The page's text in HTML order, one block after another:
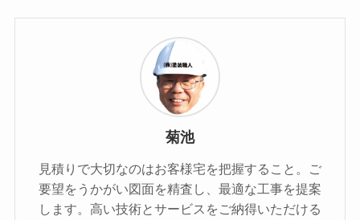
菊池
見積りで大切なのはお客様宅を把握すること。ご
要望をうかがい図面を精査し、最適な工事を提案
します。高い技術とサービスをご納得いただける